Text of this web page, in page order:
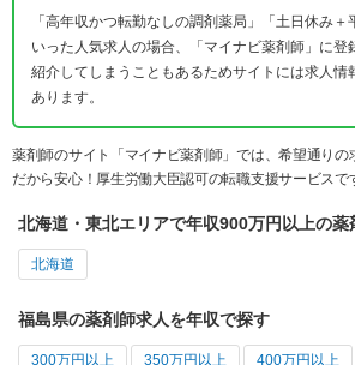
「高年収かつ転勤なしの調剤薬局」「土日休み＋
いった人気求人の場合、「マイナビ薬剤師」に登
紹介してしまうこともあるためサイトには求人情
あります。
薬剤師のサイト「マイナビ薬剤師」では、希望通り
だから安心！厚生労働大臣認可の転職支援サービスで
北海道・東北エリアで年収900万円以上の薬
北海道
福島県の薬剤師求人を年収で探す
300万円以上 350万円以上 400万円以上